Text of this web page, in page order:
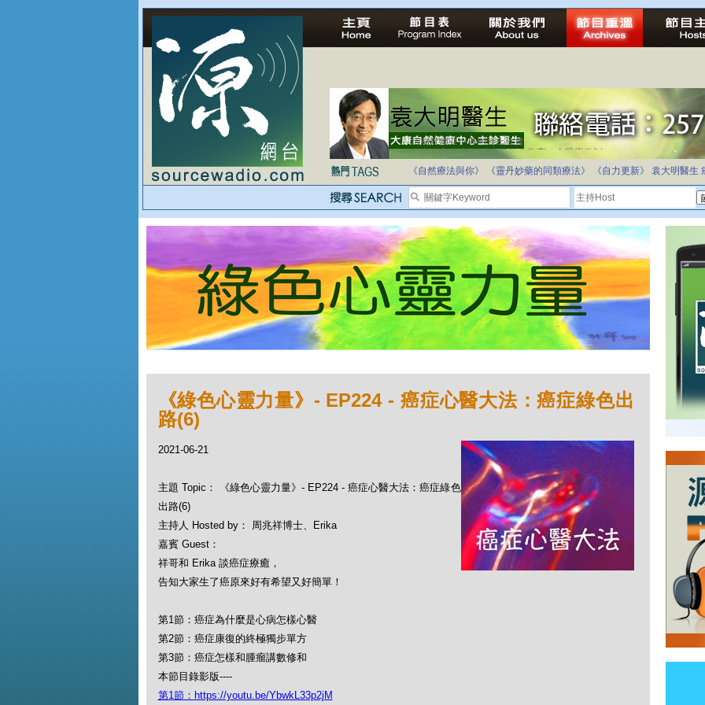
自家教育合法化-推動多元化教育，全民學卷制
《自然療法與你》 《靈丹妙藥的同類療法》 《自力更新》 袁大明醫生
《綠色心靈力量》- EP224 - 癌症心醫大法：癌症綠色出
路(6)
2021-06-21
主題 Topic： 《綠色心靈力量》- EP224 - 癌症心醫大法：癌症綠色
出路(6)
主持人 Hosted by： 周兆祥博士、Erika
嘉賓 Guest：
祥哥和 Erika 談癌症療癒，
告知大家生了癌原來好有希望又好簡單！
第1節：癌症為什麼是心病怎樣心醫
第2節：癌症康復的終極獨步單方
第3節：癌症怎樣和腫瘤講數修和
本節目錄影版----
第1節：https://youtu.be/YbwkL33p2jM